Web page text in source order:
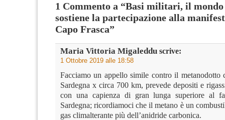
1 Commento a “Basi militari, il
sostiene la partecipazione alla
Capo Frasca”
Maria Vittoria Migaleddu scrive:
1 Ottobre 2019 alle 18:58
Facciamo un appello simile contro il metanodotto
Sardegna x circa 700 km, prevede depositi e
con una capienza di gran lunga superiore al
Sardegna; ricordiamoci che il metano è un
gas climalterante più dell’anidride carbonica.